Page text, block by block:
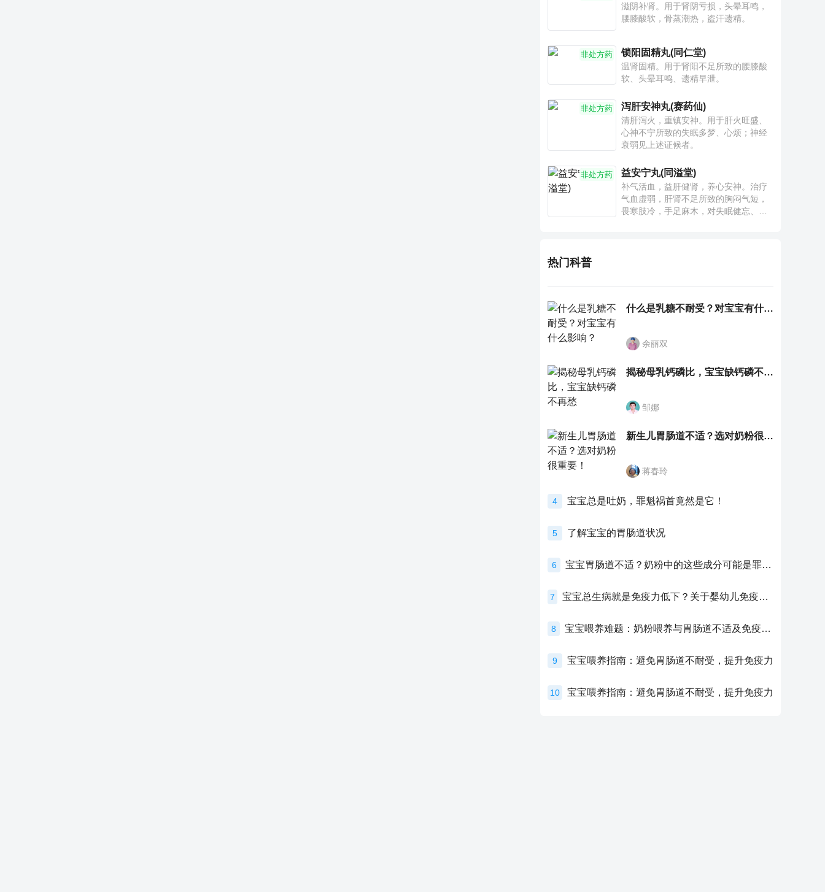
滋阴补肾。用于肾阴亏损，头晕耳鸣，
腰膝酸软，骨蒸潮热，盗汗遗精。
非处方药 锁阳固精丸(同仁堂)
温肾固精。用于肾阳不足所致的腰膝酸
软、头晕耳鸣、遗精早泄。
非处方药 泻肝安神丸(赛药仙)
清肝泻火，重镇安神。用于肝火旺盛、
心神不宁所致的失眠多梦、心烦；神经
衰弱见上述证候者。
非处方药 益安宁丸(同溢堂)
补气活血，益肝健肾，养心安神。治疗
气血虚弱，肝肾不足所致的胸闷气短，
畏寒肢冷，手足麻木，对失眠健忘、神
热门科普
什么是乳糖不耐受？对宝宝有什么影响？
余丽双
揭秘母乳钙磷比，宝宝缺钙磷不再愁
邹娜
新生儿胃肠道不适？选对奶粉很重要！
蒋春玲
4 宝宝总是吐奶，罪魁祸首竟然是它！
5 了解宝宝的胃肠道状况
6 宝宝胃肠道不适？奶粉中的这些成分可能是罪魁祸首！
7 宝宝总生病就是免疫力低下？关于婴幼儿免疫力的真相，家长必须了解！
8 宝宝喂养难题：奶粉喂养与胃肠道不适及免疫力提升的奥秘
9 宝宝喂养指南：避免胃肠道不耐受，提升免疫力
10 宝宝喂养指南：避免胃肠道不耐受，提升免疫力